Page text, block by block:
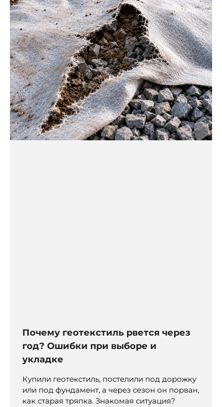
Почему геотекстиль рвется через
год? Ошибки при выборе и
укладке
Купили геотекстиль, постелили под дорожку
или под фундамент, а через сезон он порван,
как старая тряпка. Знакомая ситуация?